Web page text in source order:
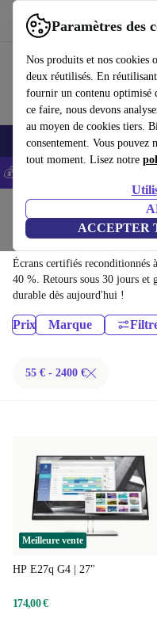
Paramètres des
Nos produits et nos cookies
deux réutilisés. En
fournir un contenu optimisé
ce faire, nous devons
au moyen de cookies tiers.
consentement. Vous pouvez
tout moment. Lisez notre
ACCEPTER
Utilisez refurbed rapidement et
Smartphones Laptops
💰-5% EXTRA sur les
Écrans:
Écrans certifiés reconditionnés
40 %. Retours sous 30 jours et
durable dès aujourd'hui !
Prix Marque
55 € - 2400 €
Meilleure vente
HP E27q G4 | 27"
174,00 €